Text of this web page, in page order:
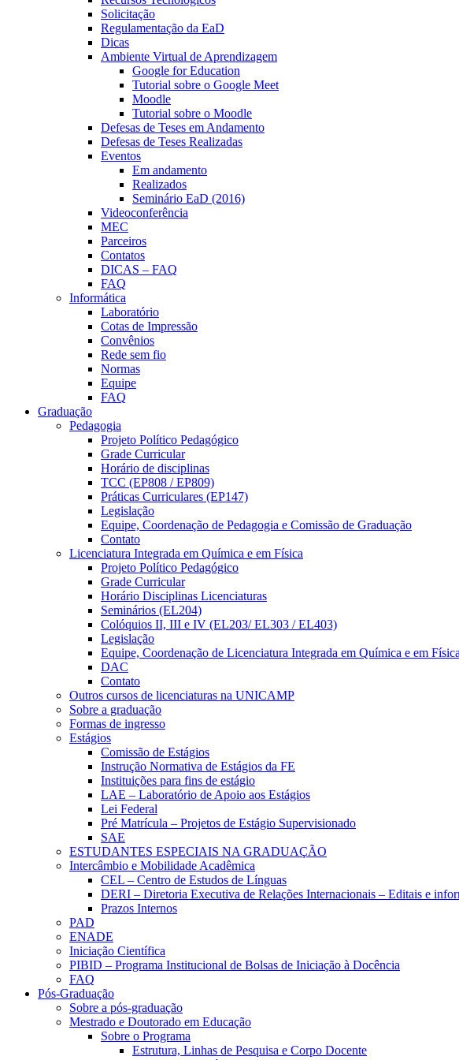
Solicitação
Regulamentação da EaD
Dicas
Ambiente Virtual de Aprendizagem
Google for Education
Tutorial sobre o Google Meet
Moodle
Tutorial sobre o Moodle
Defesas de Teses em Andamento
Defesas de Teses Realizadas
Eventos
Em andamento
Realizados
Seminário EaD (2016)
Videoconferência
MEC
Parceiros
Contatos
DICAS – FAQ
FAQ
Informática
Laboratório
Cotas de Impressão
Convênios
Rede sem fio
Normas
Equipe
FAQ
Graduação
Pedagogia
Projeto Político Pedagógico
Grade Curricular
Horário de disciplinas
TCC (EP808 / EP809)
Práticas Curriculares (EP147)
Legislação
Equipe, Coordenação de Pedagogia e Comissão de Graduação
Contato
Licenciatura Integrada em Química e em Física
Projeto Político Pedagógico
Grade Curricular
Horário Disciplinas Licenciaturas
Seminários (EL204)
Colóquios II, III e IV (EL203/ EL303 / EL403)
Legislação
Equipe, Coordenação de Licenciatura Integrada em Química e em
DAC
Contato
Outros cursos de licenciaturas na UNICAMP
Sobre a graduação
Formas de ingresso
Estágios
Comissão de Estágios
Instrução Normativa de Estágios da FE
Instituições para fins de estágio
LAE – Laboratório de Apoio aos Estágios
Lei Federal
Pré Matrícula – Projetos de Estágio Supervisionado
SAE
ESTUDANTES ESPECIAIS NA GRADUAÇÃO
Intercâmbio e Mobilidade Acadêmica
CEL – Centro de Estudos de Línguas
DERI – Diretoria Executiva de Relações Internacionais – Editais e
Prazos Internos
PAD
ENADE
Iniciação Científica
PIBID – Programa Institucional de Bolsas de Iniciação à Docência
FAQ
Pós-Graduação
Sobre a pós-graduação
Mestrado e Doutorado em Educação
Sobre o Programa
Estrutura, Linhas de Pesquisa e Corpo Docente